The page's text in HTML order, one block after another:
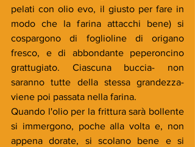
pelati con olio evo, il giusto per fare in
modo che la farina attacchi bene) si
cospargono di foglioline di origano
fresco, e di abbondante peperoncino
grattugiato. Ciascuna buccia- non
saranno tutte della stessa grandezza-
viene poi passata nella farina.
Quando l'olio per la frittura sarà bollente
si immergono, poche alla volta e, non
appena dorate, si scolano bene e si